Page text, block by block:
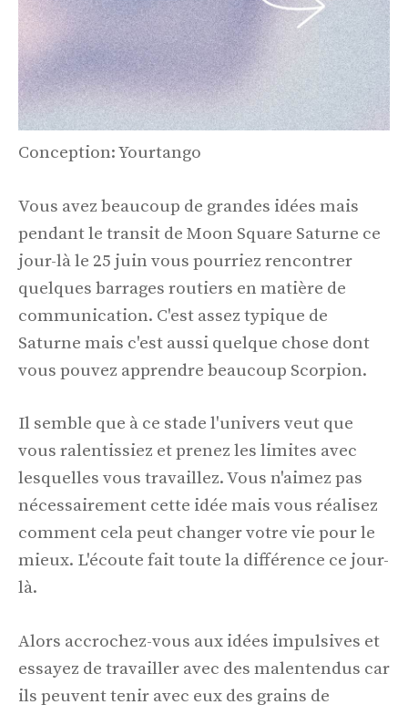
Conception: Yourtango
Vous avez beaucoup de grandes idées mais
pendant le transit de Moon Square Saturne ce
jour-là le 25 juin vous pourriez rencontrer
quelques barrages routiers en matière de
communication. C'est assez typique de
Saturne mais c'est aussi quelque chose dont
vous pouvez apprendre beaucoup Scorpion.
Il semble que à ce stade l'univers veut que
vous ralentissiez et prenez les limites avec
lesquelles vous travaillez. Vous n'aimez pas
nécessairement cette idée mais vous réalisez
comment cela peut changer votre vie pour le
mieux. L'écoute fait toute la différence ce jour-
là.
Alors accrochez-vous aux idées impulsives et
essayez de travailler avec des malentendus car
ils peuvent tenir avec eux des grains de